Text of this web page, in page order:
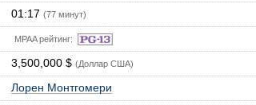
01:17 (77 минут)
MPAA рейтинг:
3,500,000 $ (Доллар США)
Лорен Монтгомери